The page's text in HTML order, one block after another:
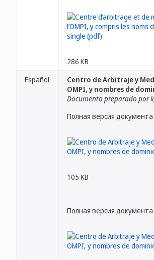
286 KB
Español
Centro de Arbitraje y
OMPI, y nombres de
Documento preparado por
Полная версия документа
105 KB
Полная версия документа